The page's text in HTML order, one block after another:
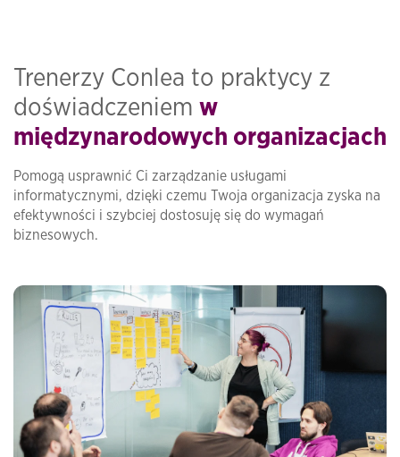
Trenerzy Conlea to praktycy z
doświadczeniem w
międzynarodowych organizacjach
Pomogą usprawnić Ci zarządzanie usługami
informatycznymi, dzięki czemu Twoja organizacja zyska na
efektywności i szybciej dostosuję się do wymagań
biznesowych.